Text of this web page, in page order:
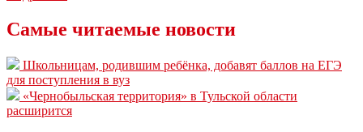
за
бесплатно
раздают
воду
Самые читаемые новости
Школьницам, родившим ребёнка, добавят баллов на ЕГЭ
для поступления в вуз
«Чернобыльская территория» в Тульской области
расширится